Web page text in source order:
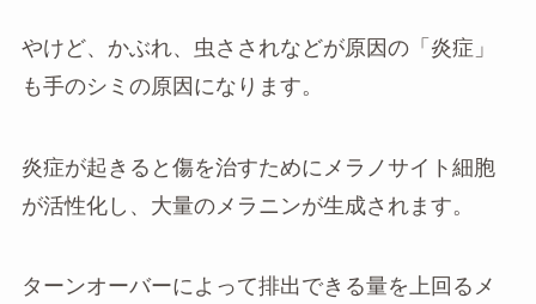
やけど、かぶれ、虫さされなどが原因の「炎症」
も手のシミの原因になります。
炎症が起きると傷を治すためにメラノサイト細胞
が活性化し、大量のメラニンが生成されます。
ターンオーバーによって排出できる量を上回るメ